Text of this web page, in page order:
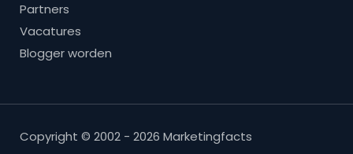
Partners
Vacatures
Blogger worden
Copyright © 2002 - 2026 Marketingfacts